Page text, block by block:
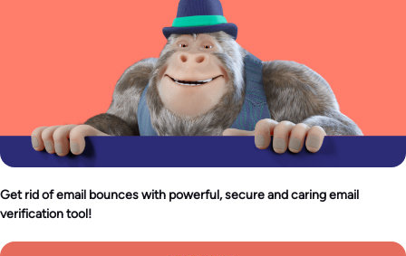
Get rid of email bounces with powerful, secure and caring email
verification tool!